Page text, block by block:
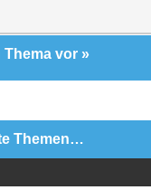
Thema vor »
Themen…